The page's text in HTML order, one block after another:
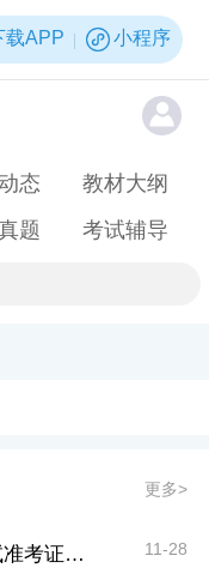
载APP 小程序
态
教材大纲
题 考试辅导
更多>
2025年11月天津证券行业水平测试准考证打印入口11月26日开通 11-28